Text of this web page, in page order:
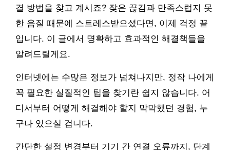
결 방법을 찾고 계시죠? 잦은 끊김과 만족스럽지 못
한 음질 때문에 스트레스받으셨다면, 이제 걱정 끝
입니다. 이 글에서 명확하고 효과적인 해결책들을
알려드릴게요.
인터넷에는 수많은 정보가 넘쳐나지만, 정작 나에게
꼭 필요한 실질적인 팁을 찾기란 쉽지 않습니다. 어
디서부터 어떻게 해결해야 할지 막막했던 경험, 누
구나 있으실 겁니다.
간단한 설정 변경부터 기기 간 연결 오류까지, 단계